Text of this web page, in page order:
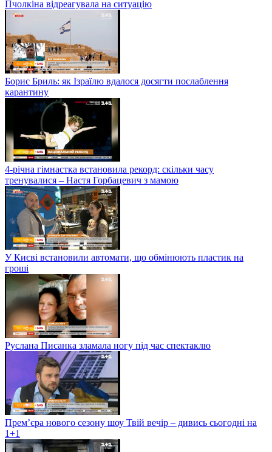
Пчолкіна відреагувала на ситуацію
Борис Бриль: як Ізраїлю вдалося досягти послаблення
карантину
4-річна гімнастка встановила рекорд: скільки часу
тренувалися – Настя Горбацевич з мамою
У Києві встановили автомати, що обмінюють пластик на
гроші
Руслана Писанка зламала ногу під час спектаклю
Прем’єра нового сезону шоу Твій вечір – дивись сьогодні на
1+1